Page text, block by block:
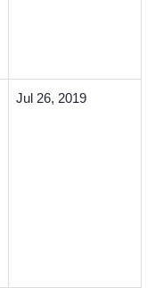
Jul 26, 2019